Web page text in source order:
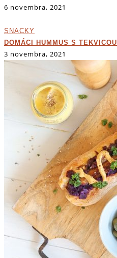
6 novembra, 2021
SNACKY
DOMÁCI HUMMUS S TEKVICOU
3 novembra, 2021